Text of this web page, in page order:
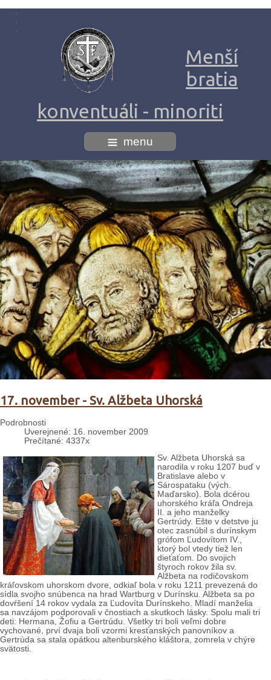
Menší
bratia
konventuáli - minoriti
menu
17. november - Sv. Alžbeta Uhorská
Podrobnosti
Uverejnené: 16. november 2009
Prečítané: 4337x
Sv. Alžbeta Uhorská sa
narodila v roku 1207 buď v
Bratislave alebo v
Sárospataku (vých.
Maďarsko). Bola dcérou
uhorského kráľa Ondreja
II. a jeho manželky
Gertrúdy. Ešte v detstve ju
otec zasnúbil s durínskym
grófom Ľudovítom IV.,
ktorý bol vtedy tiež len
dieťaťom. Do svojich
štyroch rokov žila sv.
Alžbeta na rodičovskom
kráľovskom uhorskom dvore, odkiaľ bola v roku 1211 prevezená do
sídla svojho snúbenca na hrad Wartburg v Durínsku. Alžbeta sa po
dovŕšení 14 rokov vydala za Ľudovíta Durínskeho. Mladí manželia
sa navzájom podporovali v čnostiach a skutkoch lásky. Spolu mali tri
deti: Hermana, Žofiu a Gertrúdu. Všetky tri boli veľmi dobre
vychované, prví dvaja boli vzormi kresťanských panovníkov a
Gertrúda sa stala opátkou altenburského kláštora, zomrela v chýre
svätosti.